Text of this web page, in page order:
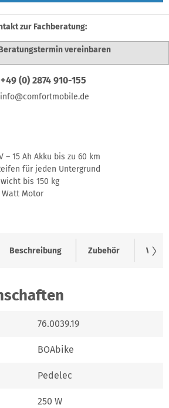
zur Fachberatung:
vereinbaren
+49 (0) 2874 910-155
info@comfortmobile.de
– 15 Ah Akku bis zu 60 km
für jeden Untergrund
bis 150 kg
Motor
Beschreibung Zubehör
76.0039.19
BOAbike
Pedelec
250 W